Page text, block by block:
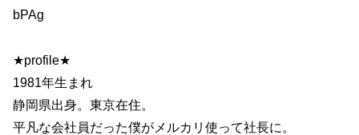
bPAg
★profile★
1981年生まれ
静岡県出身。東京在住。
平凡な会社員だった僕がメルカリ使って社長に。